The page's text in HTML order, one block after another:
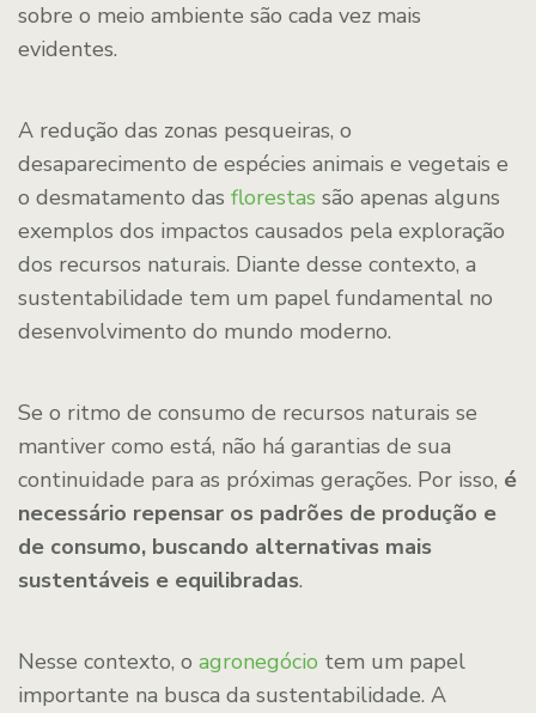
sobre o meio ambiente são cada vez mais
evidentes.
A redução das zonas pesqueiras, o
desaparecimento de espécies animais e vegetais e
o desmatamento das florestas são apenas alguns
exemplos dos impactos causados pela exploração
dos recursos naturais. Diante desse contexto, a
sustentabilidade tem um papel fundamental no
desenvolvimento do mundo moderno.
Se o ritmo de consumo de recursos naturais se
mantiver como está, não há garantias de sua
continuidade para as próximas gerações. Por isso, é
necessário repensar os padrões de produção e
de consumo, buscando alternativas mais
sustentáveis e equilibradas.
Nesse contexto, o agronegócio tem um papel
importante na busca da sustentabilidade. A